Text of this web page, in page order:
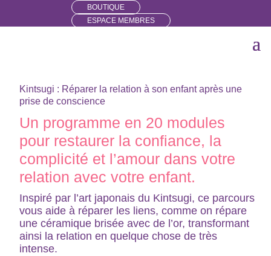
BOUTIQUE
ESPACE MEMBRES
Kintsugi : Réparer la relation à son enfant après une
prise de conscience
Un programme en 20 modules
pour restaurer la confiance, la
complicité et l’amour dans votre
relation avec votre enfant.
Inspiré par l’art japonais du Kintsugi, ce parcours
vous aide à réparer les liens, comme on répare
une céramique brisée avec de l’or, transformant
ainsi la relation en quelque chose de très
intense.